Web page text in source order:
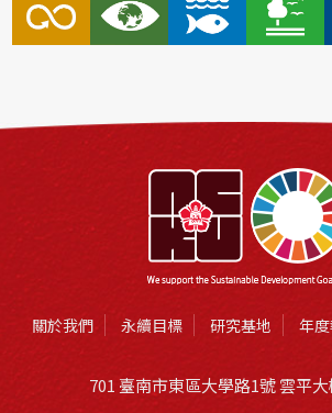
關於我們 永續目標 研究基地 年
701 臺南市東區大學路1號 雲平